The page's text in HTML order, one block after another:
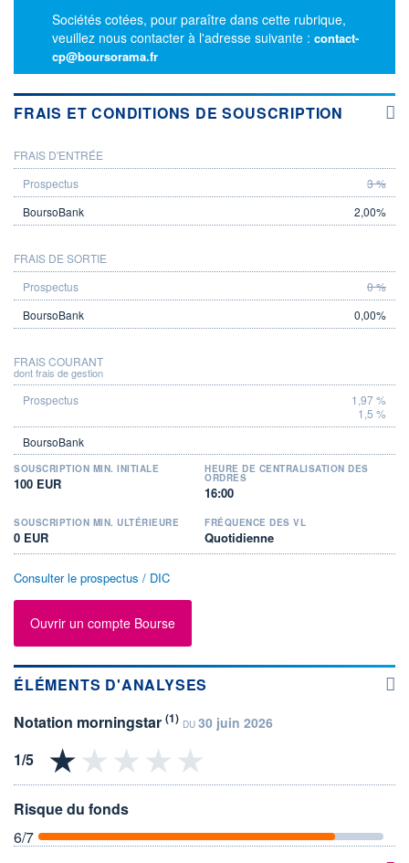
Sociétés cotées, pour paraître dans cette rubrique,
veuillez nous contacter à l'adresse suivante : contact-
cp@boursorama.fr
FRAIS ET CONDITIONS DE SOUSCRIPTION
PROSPECTUS
FRAIS D'ENTRÉE
3 %
2,00%
FRAIS DE SORTIE
0 %
0,00%
FRAIS COURANT
dont frais de gestion
1,97 %
1,5 %
SOUSCRIPTION MIN. INITIALE
100 EUR
HEURE DE CENTRALISATION DES
ORDRES
16:00
SOUSCRIPTION MIN. ULTÉRIEURE
0 EUR
FRÉQUENCE DES VL
Quotidienne
Consulter le prospectus / DIC
Ouvrir un compte Bourse
ÉLÉMENTS D'ANALYSES
Notation morningstar (1) DU 30 juin 2026
Risque du fonds
6/7